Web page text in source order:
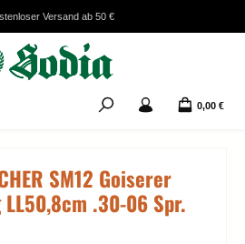
Versand ab 50 €
0,00 €
SM12 Goiserer
.30-06 Spr.